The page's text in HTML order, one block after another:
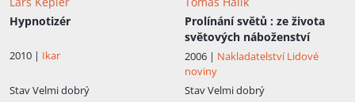
Hypnotizér
2010 | Ikar
StavVelmi dobrý
Prolínání světů : ze života
světových náboženství
2006 | Nakladatelství Lidové
noviny
StavVelmi dobrý